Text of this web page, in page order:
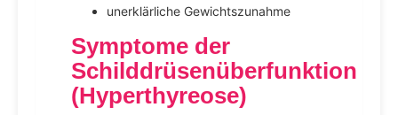
unerklärliche Gewichtszunahme
Symptome der
Schilddrüsenüberfunktion
(Hyperthyreose)